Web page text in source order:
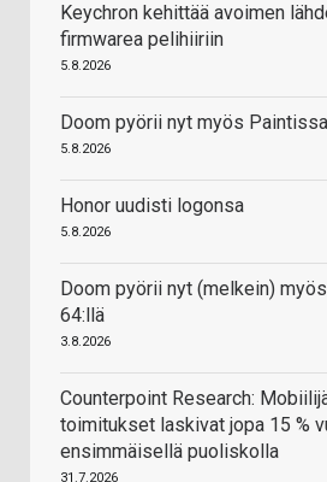
Keychron kehittää avoimen
firmwarea pelihiiriin
5.8.2026
Doom pyörii nyt myös Paintissa
5.8.2026
Honor uudisti logonsa
5.8.2026
Doom pyörii nyt (melkein)
64:llä
3.8.2026
Counterpoint Research:
toimitukset laskivat jopa 15 %
ensimmäisellä puoliskolla
31.7.2026